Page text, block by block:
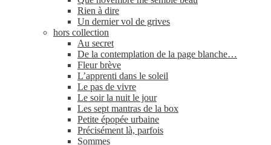
Rien à dire
Un dernier vol de grives
hors collection
Au secret
De la contemplation de la page blanche…
Fleur brève
L’apprenti dans le soleil
Le pas de vivre
Le soir la nuit le jour
Les sept mantras de la box
Petite épopée urbaine
Précisément là, parfois
Sommes